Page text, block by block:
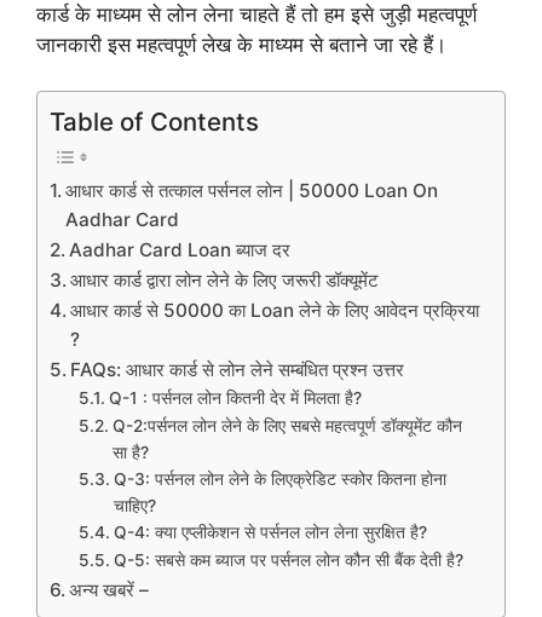
कार्ड के माध्यम से लोन लेना चाहते हैं तो हम इसे जुड़ी महत्वपूर्ण
जानकारी इस महत्वपूर्ण लेख के माध्यम से बताने जा रहे हैं।
Table of Contents
आधार कार्ड से तत्काल पर्सनल लोन | 50000 Loan On
Aadhar Card
Aadhar Card Loan ब्याज दर
आधार कार्ड द्वारा लोन लेने के लिए जरूरी डॉक्यूमेंट
आधार कार्ड से 50000 का Loan लेने के लिए आवेदन प्रक्रिया
?
FAQs: आधार कार्ड से लोन लेने सम्बंधित प्रश्न उत्तर
Q-1 : पर्सनल लोन कितनी देर में मिलता है?
Q-2:पर्सनल लोन लेने के लिए सबसे महत्वपूर्ण डॉक्यूमेंट कौन
सा है?
Q-3: पर्सनल लोन लेने के लिएक्रेडिट स्कोर कितना होना
चाहिए?
Q-4: क्या एप्लीकेशन से पर्सनल लोन लेना सुरक्षित है?
Q-5: सबसे कम ब्याज पर पर्सनल लोन कौन सी बैंक देती है?
अन्य खबरें –